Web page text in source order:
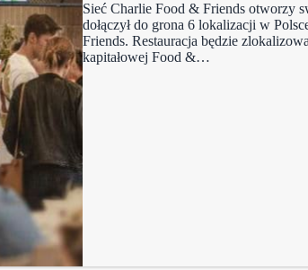
Sieć Charlie Food & Friends otworzy
dołączył do grona 6 lokalizacji w
Friends. Restauracja będzie
kapitałowej Food &…